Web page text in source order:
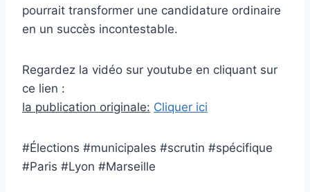
pourrait transformer une candidature ordinaire
en un succès incontestable.
Regardez la vidéo sur youtube en cliquant sur
ce lien :
la publication originale: Cliquer ici
#Élections #municipales #scrutin #spécifique
#Paris #Lyon #Marseille